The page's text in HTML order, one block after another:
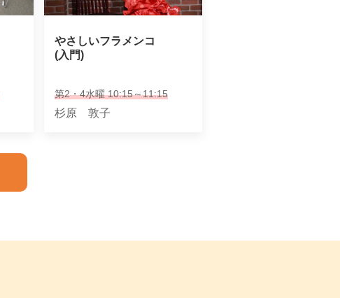
やさしいフラメンコ
(入門)
第2・4水曜 10:15～11:15
杉原 敦子